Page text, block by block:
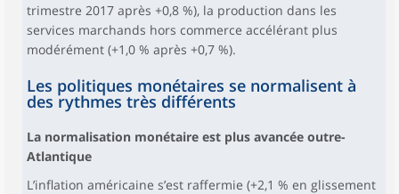
trimestre 2017 après +0,8 %), la production dans les
services marchands hors commerce accélérant plus
modérément (+1,0 % après +0,7 %).
Les politiques monétaires se normalisent à
des rythmes très différents
La normalisation monétaire est plus avancée outre-
Atlantique
L’inflation américaine s’est raffermie (+2,1 % en glissement